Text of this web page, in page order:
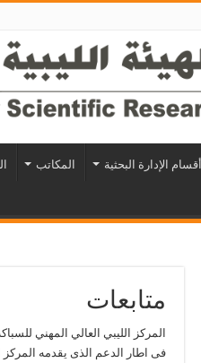
أقسام الإدارة البحثية المكاتب
متابعات
المركز الليبي العالي المهني
فى اطار الدعم الذى يقدمه